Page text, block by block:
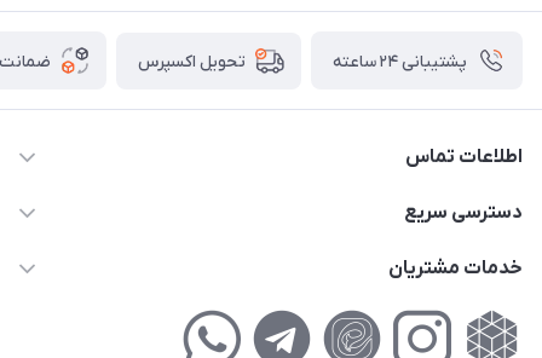
پشتیبانی ۲۴ ساعته تحویل اکسپرس ضمانت
اطلاعات تماس
02177111474
کوچه گلریز 4 غربی ، پلاک 13
دسترسی سریع
حساب کاربری
لیست محصولات
خدمات مشتریان
راهنمای‌خرید‌آنلاین